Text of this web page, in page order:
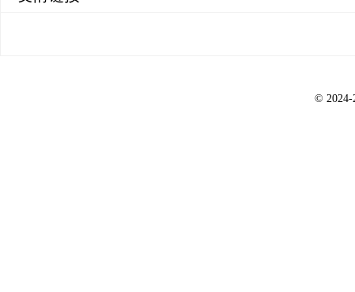
长城炮Hi4-T实力征服巴拉
© 2024-